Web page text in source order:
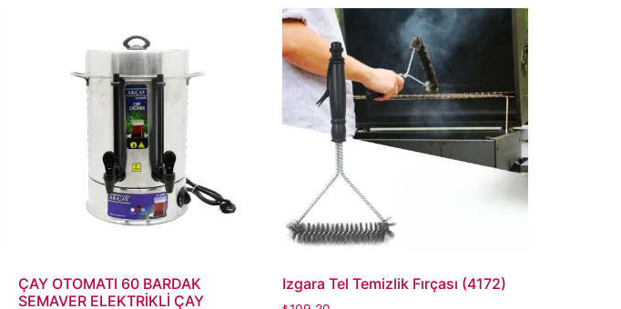
ÇAY OTOMATI 60 BARDAK
SEMAVER ELEKTRİKLİ ÇAY
Izgara Tel Temizlik Fırçası (4172)